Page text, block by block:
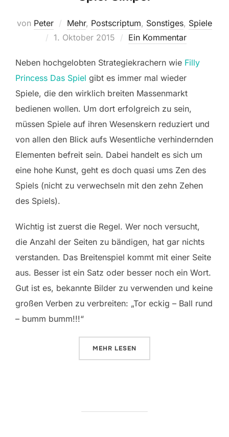
von Peter Mehr, Postscriptum, Sonstiges, Spiele
Veröffentlicht
1. Oktober 2015 Ein Kommentar
Neben hochgelobten Strategiekrachern wie Filly
Princess Das Spiel gibt es immer mal wieder
Spiele, die den wirklich breiten Massenmarkt
bedienen wollen. Um dort erfolgreich zu sein,
müssen Spiele auf ihren Wesenskern reduziert und
von allen den Blick aufs Wesentliche verhindernden
Elementen befreit sein. Dabei handelt es sich um
eine hohe Kunst, geht es doch quasi ums Zen des
Spiels (nicht zu verwechseln mit den zehn Zehen
des Spiels).
Wichtig ist zuerst die Regel. Wer noch versucht,
die Anzahl der Seiten zu bändigen, hat gar nichts
verstanden. Das Breitenspiel kommt mit einer Seite
aus. Besser ist ein Satz oder besser noch ein Wort.
Gut ist es, bekannte Bilder zu verwenden und keine
großen Verben zu verbreiten: „Tor eckig – Ball rund
– bumm bumm!!!“
MEHR ÜBER „SPIEL SIMPEL“
LESEN